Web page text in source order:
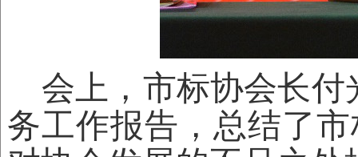
会上，市标协会长
务工作报告，总结了